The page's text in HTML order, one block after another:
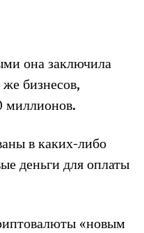
она заключила
бизнесов,
миллионов.
в каких-либо
деньги для оплаты
«новым